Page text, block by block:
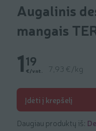
Augalinis
mangais
119
€/vnt. 7,93 €/kg
Įdėti į krepšelį
Daugiau produktų iš: